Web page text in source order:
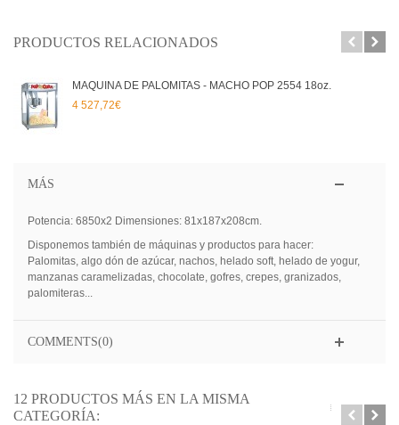
PRODUCTOS RELACIONADOS
MAQUINA DE PALOMITAS - MACHO POP 2554 18oz.
4 527,72€
MÁS
Potencia: 6850x2 Dimensiones: 81x187x208cm.
Disponemos también de máquinas y productos para hacer:
Palomitas, algo dón de azúcar, nachos, helado soft, helado de yogur,
manzanas caramelizadas, chocolate, gofres, crepes, granizados,
palomiteras...
COMMENTS(0)
12 PRODUCTOS MÁS EN LA MISMA
CATEGORÍA: